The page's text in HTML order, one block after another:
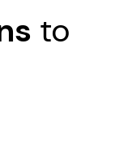
to